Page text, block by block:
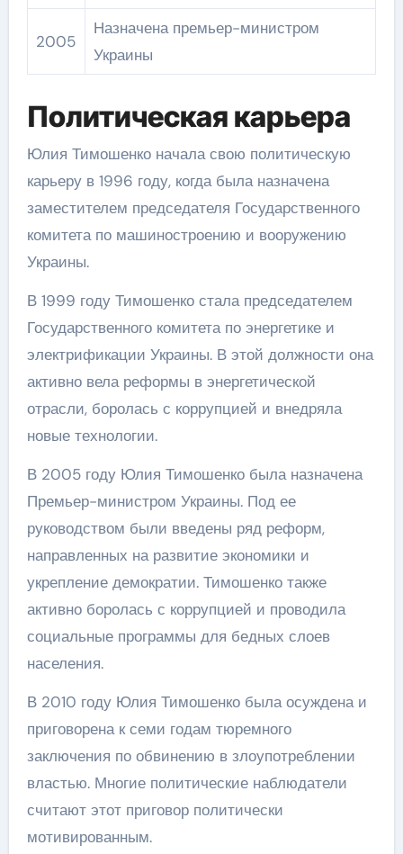
2005
Назначена премьер-министром
Украины
Политическая карьера
Юлия Тимошенко начала свою политическую
карьеру в 1996 году, когда была назначена
заместителем председателя Государственного
комитета по машиностроению и вооружению
Украины.
В 1999 году Тимошенко стала председателем
Государственного комитета по энергетике и
электрификации Украины. В этой должности она
активно вела реформы в энергетической
отрасли, боролась с коррупцией и внедряла
новые технологии.
В 2005 году Юлия Тимошенко была назначена
Премьер-министром Украины. Под ее
руководством были введены ряд реформ,
направленных на развитие экономики и
укрепление демократии. Тимошенко также
активно боролась с коррупцией и проводила
социальные программы для бедных слоев
населения.
В 2010 году Юлия Тимошенко была осуждена и
приговорена к семи годам тюремного
заключения по обвинению в злоупотреблении
властью. Многие политические наблюдатели
считают этот приговор политически
мотивированным.